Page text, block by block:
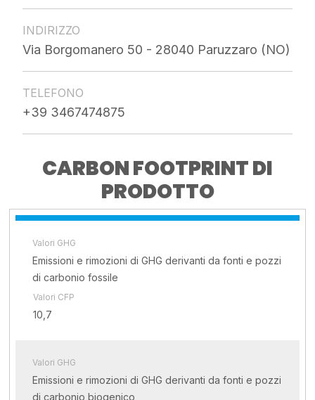
INDIRIZZO
Via Borgomanero 50 - 28040 Paruzzaro (NO)
TELEFONO
+39 3467474875
CARBON FOOTPRINT DI
PRODOTTO
Valori GHG
Emissioni e rimozioni di GHG derivanti da fonti e pozzi
di carbonio fossile
Valori CFP
10,7
Valori GHG
Emissioni e rimozioni di GHG derivanti da fonti e pozzi
di carbonio biogenico